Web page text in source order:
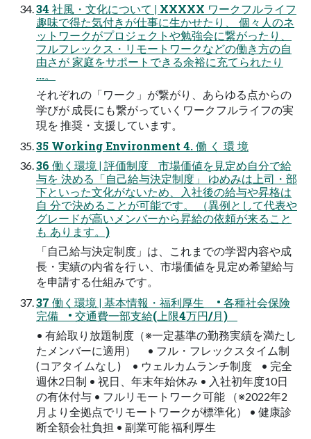
34 社風・文化について | XXXXX ワークフルライフ
趣味で得た気付きが仕事に生かせたり、 個々人のネ
ットワークがプロジェクトや勉強会に繋がったり、
フルフレックス・リモートワークなどの働き方の自
由さが 家庭をサポートできる余裕に充てられたり
...。
それぞれの「ワーク」が繋がり、あらゆる点からの
学びが 成長にも繋がっていくワークフルライフの実
現を 推奨・支援しています。
35 Working Environment 4. 働 く 環 境
36 働く環境 | 評価制度 市場価値を見定め自分で給
与を 決める「自己給与決定制度」 ゆめみは上司・部
下といった文化がないため、入社後の給与や昇格は
自 分で決めることが可能です。 （異例として代表や
グレードが高いメンバーから昇給の依頼が来ること
も あります。)
「自己給与決定制度」は、これまでの学習内容や成
長・実績の内省を行 い、市場価値を見定め希望給与
を申請する仕組みです。
37 働く環境 | 基本情報・福利厚生 • 各種社会保険
完備 • 交通費一部支給(上限4万円/月)
• 有給取り放題制度（※一定基準の勤務実績を満たし
たメンバーに適用） • フル・フレックスタイム制
(コアタイムなし) • ウェルカムランチ制度 • 完全
週休2日制 • 祝日、年末年始休み • 入社初年度10日
の有休付与 • フルリモートワーク可能 （※2022年2
月より全拠点でリモートワークが標準化） • 健康診
断全額会社負担 • 副業可能 福利厚生